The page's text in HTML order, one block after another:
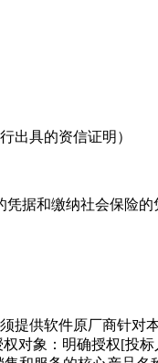
出具的资信证明）
据和缴纳社会保险
提供软件原厂商针对
对象：明确授权[投